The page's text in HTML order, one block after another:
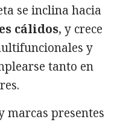
se inclina hacia
cálidos, y crece
y
tanto en
marcas presentes